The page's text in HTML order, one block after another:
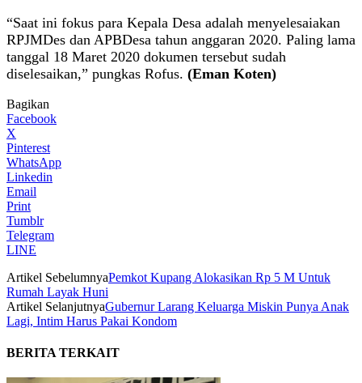
“Saat ini fokus para Kepala Desa adalah menyelesaiakan
RPJMDes dan APBDesa tahun anggaran 2020. Paling lama
tanggal 18 Maret 2020 dokumen tersebut sudah
diselesaikan,” pungkas Rofus. (Eman Koten)
Bagikan
Facebook
X
Pinterest
WhatsApp
Linkedin
Email
Print
Tumblr
Telegram
LINE
Artikel SebelumnyaPemkot Kupang Alokasikan Rp 5 M Untuk
Rumah Layak Huni
Artikel SelanjutnyaGubernur Larang Keluarga Miskin Punya Anak
Lagi, Intim Harus Pakai Kondom
BERITA TERKAIT